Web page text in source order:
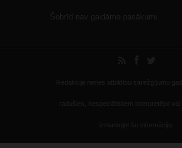
Šobrīd nav gaidāmo pasākumi.
Redakcija nenes atbildību sarežģījumu